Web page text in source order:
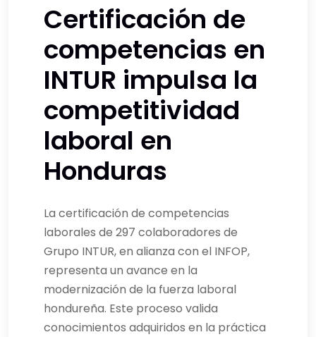
Certificación de
competencias en
INTUR impulsa la
competitividad
laboral en
Honduras
La certificación de competencias
laborales de 297 colaboradores de
Grupo INTUR, en alianza con el INFOP,
representa un avance en la
modernización de la fuerza laboral
hondureña. Este proceso valida
conocimientos adquiridos en la práctica